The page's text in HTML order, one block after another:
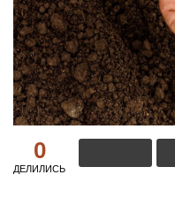
0
ДЕЛИЛИСЬ